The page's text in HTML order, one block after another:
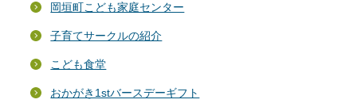
岡垣町こども家庭センター
子育てサークルの紹介
こども食堂
おかがき1stバースデーギフト